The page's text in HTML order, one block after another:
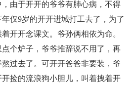
由于开开的爷爷有肺心病，不得
仅9岁的开开进城打工去了，为了
开开念课文。爷孙俩相依为命。
个炉子，爷爷推辞说不用了，再
过去了。可开开爸爸非要装，爷
捡的流浪狗小胆儿，叫着拽着开